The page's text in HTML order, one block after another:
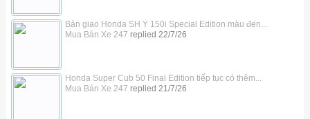
Bàn giao Honda SH Ý 150i Special Edition màu đen...
Mua Bán Xe 247 replied 22/7/26
Honda Super Cub 50 Final Edition tiếp tục có thêm...
Mua Bán Xe 247 replied 21/7/26